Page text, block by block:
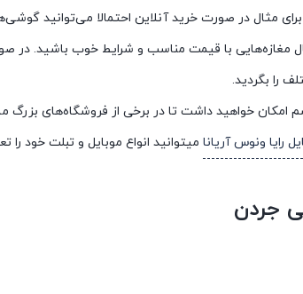
مثال در صورت خرید آنلاین احتمالا می‌توانید
مغازه‌هایی با قیمت مناسب و شرایط خوب باشید.
را بگردید.
خواهید داشت تا در برخی از فروشگاه‌های بزرگ
رایا ونوس آریانا میتوانید انواع موبایل و تبلت خود را
جردن